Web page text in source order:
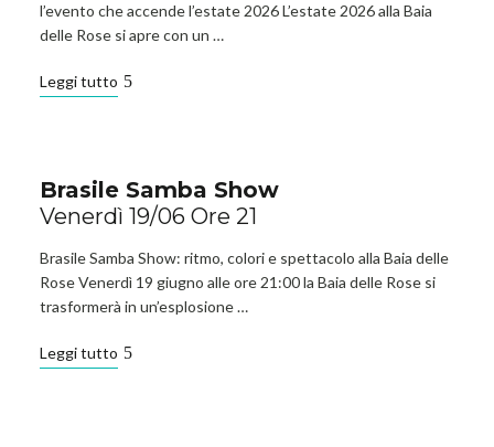
l’evento che accende l’estate 2026 L’estate 2026 alla Baia
delle Rose si apre con un …
Leggi tutto
Brasile Samba Show
Venerdì 19/06 Ore 21
Brasile Samba Show: ritmo, colori e spettacolo alla Baia delle
Rose Venerdì 19 giugno alle ore 21:00 la Baia delle Rose si
trasformerà in un’esplosione …
Leggi tutto